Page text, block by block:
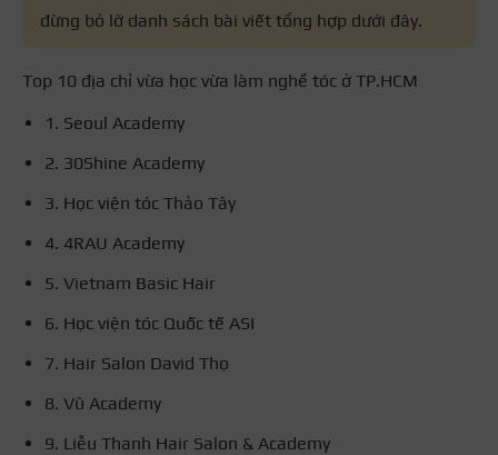
đừng bỏ lỡ danh sách bài viết tổng hợp dưới đây.
Top 10 địa chỉ vừa học vừa làm nghề tóc ở TP.HCM
1. Seoul Academy
2. 30Shine Academy
3. Học viện tóc Thảo Tây
4. 4RAU Academy
5. Vietnam Basic Hair
6. Học viện tóc Quốc tế ASI
7. Hair Salon David Thọ
8. Vũ Academy
9. Liễu Thanh Hair Salon & Academy